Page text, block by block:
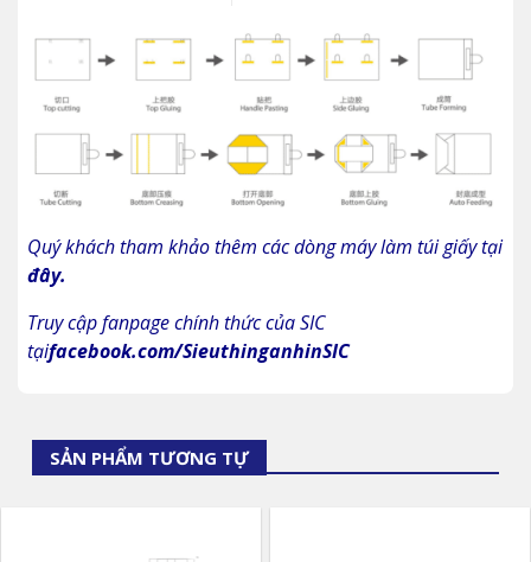
Quý khách tham khảo thêm các dòng máy làm túi giấy tại
đây.
Truy cập fanpage chính thức của SIC
tạifacebook.com/SieuthinganhinSIC
SẢN PHẨM TƯƠNG TỰ